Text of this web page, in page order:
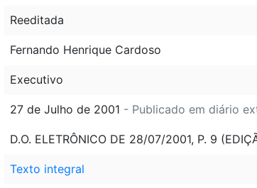
Reeditada
Fernando Henrique Cardoso
Executivo
27 de Julho de 2001 - Publicado em diário
D.O. ELETRÔNICO DE 28/07/2001, P. 9
Texto integral